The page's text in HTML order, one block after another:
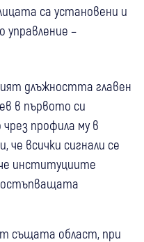
са установени и
управление –
длъжността главен
в първото си
профила му в
че всички сигнали се
институциите
същата област, при